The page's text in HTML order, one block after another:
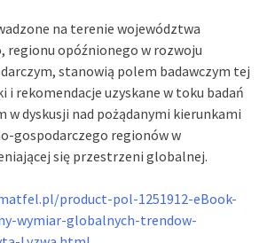
na terenie województwa
regionu opóźnionego w rozwoju
stanowią polem badawczym tej
i rekomendacje uzyskane w toku badań
w dyskusji nad pożądanymi kierunkami
gospodarczego regionów w
się przestrzeni globalnej.
product-pol-1251912-eBook-
wymiar-globalnych-trendow-